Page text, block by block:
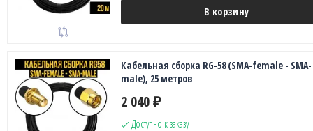
В корзину
Кабельная сборка RG-58 (SMA-female - SMA-
male), 25 метров
2 040 ₽
Доступно к заказу